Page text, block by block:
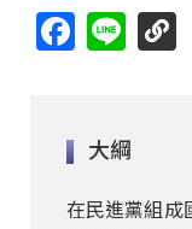
Facebook
Line
大綱
在民進黨組成